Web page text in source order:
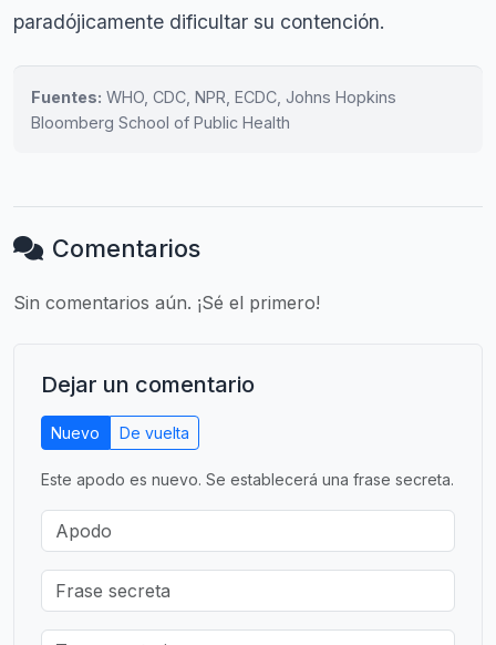
paradójicamente dificultar su contención.
Fuentes: WHO, CDC, NPR, ECDC, Johns Hopkins
Bloomberg School of Public Health
Comentarios
Sin comentarios aún. ¡Sé el primero!
Dejar un comentario
Nuevo De vuelta
Este apodo es nuevo. Se establecerá una frase secreta.